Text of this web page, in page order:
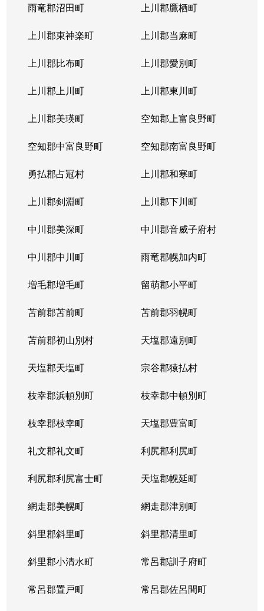
雨竜郡沼田町 上川郡鷹栖町
上川郡東神楽町 上川郡当麻町
上川郡比布町 上川郡愛別町
上川郡上川町 上川郡東川町
上川郡美瑛町 空知郡上富良野町
空知郡中富良野町 空知郡南富良野町
勇払郡占冠村 上川郡和寒町
上川郡剣淵町 上川郡下川町
中川郡美深町 中川郡音威子府村
中川郡中川町 雨竜郡幌加内町
増毛郡増毛町 留萌郡小平町
苫前郡苫前町 苫前郡羽幌町
苫前郡初山別村 天塩郡遠別町
天塩郡天塩町 宗谷郡猿払村
枝幸郡浜頓別町 枝幸郡中頓別町
枝幸郡枝幸町 天塩郡豊富町
礼文郡礼文町 利尻郡利尻町
利尻郡利尻富士町 天塩郡幌延町
網走郡美幌町 網走郡津別町
斜里郡斜里町 斜里郡清里町
斜里郡小清水町 常呂郡訓子府町
常呂郡置戸町 常呂郡佐呂間町